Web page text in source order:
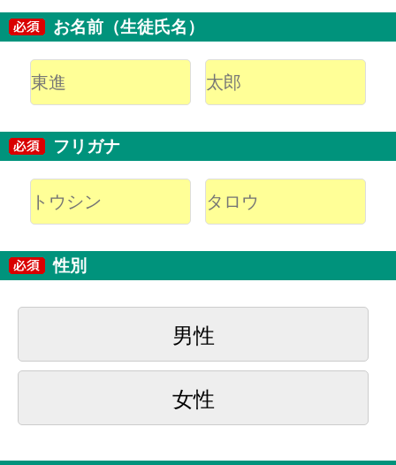
お名前（生徒氏名）
フリガナ
性別
男性
女性